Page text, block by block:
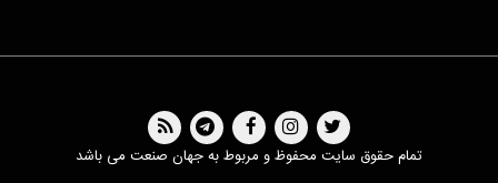
تمام حقوق سایت محفوظ و مربوط به جهان صنعت می باشد